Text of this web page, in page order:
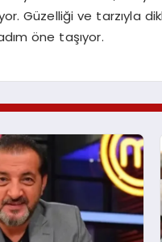
Güzelliği ve tarzıyla
öne taşıyor.